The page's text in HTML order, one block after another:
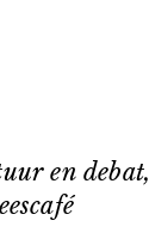
en debat,